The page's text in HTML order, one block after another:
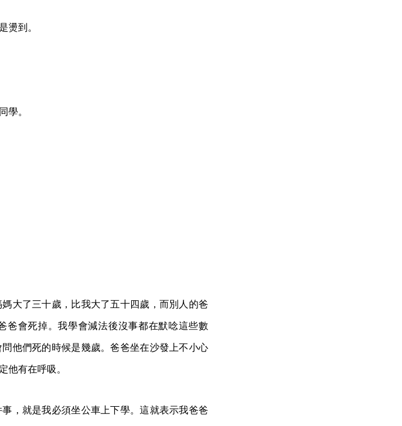
燙到。
學。
大了三十歲，比我大了五十四歲，而別人的爸
爸會死掉。我學會減法後沒事都在默唸這些數
他們死的時候是幾歲。爸爸坐在沙發上不小心
他有在呼吸。
，就是我必須坐公車上下學。這就表示我爸爸